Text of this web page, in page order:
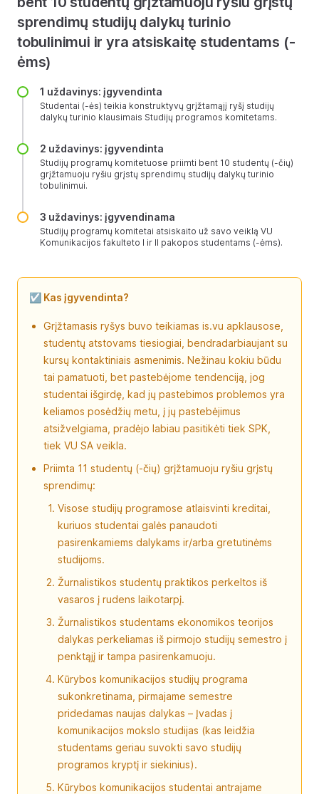
sprendimų studijų dalykų turinio
tobulinimui ir yra atsiskaitę studentams (-
ėms)
1 uždavinys: įgyvendinta
Studentai (-ės) teikia konstruktyvų grįžtamąjį ryšį studijų
dalykų turinio klausimais Studijų programos komitetams.
2 uždavinys: įgyvendinta
Studijų programų komitetuose priimti bent 10 studentų (-čių)
grįžtamuoju ryšiu grįstų sprendimų studijų dalykų turinio
tobulinimui.
3 uždavinys: įgyvendinama
Studijų programų komitetai atsiskaito už savo veiklą VU
Komunikacijos fakulteto I ir II pakopos studentams (-ėms).
☑️ Kas įgyvendinta?
Grįžtamasis ryšys buvo teikiamas is.vu apklausose,
studentų atstovams tiesiogiai, bendradarbiaujant su
kursų kontaktiniais asmenimis. Nežinau kokiu būdu
tai pamatuoti, bet pastebėjome tendenciją, jog
studentai išgirdę, kad jų pastebimos problemos yra
keliamos posėdžių metu, į jų pastebėjimus
atsižvelgiama, pradėjo labiau pasitikėti tiek SPK,
tiek VU SA veikla.
Priimta 11 studentų (-čių) grįžtamuoju ryšiu grįstų
sprendimų:
Visose studijų programose atlaisvinti kreditai,
kuriuos studentai galės panaudoti
pasirenkamiems dalykams ir/arba gretutinėms
studijoms.
Žurnalistikos studentų praktikos perkeltos iš
vasaros į rudens laikotarpį.
Žurnalistikos studentams ekonomikos teorijos
dalykas perkeliamas iš pirmojo studijų semestro į
penktąjį ir tampa pasirenkamuoju.
Kūrybos komunikacijos studijų programa
sukonkretinama, pirmajame semestre
pridedamas naujas dalykas – Įvadas į
komunikacijos mokslo studijas (kas leidžia
studentams geriau suvokti savo studijų
programos kryptį ir siekinius).
Kūrybos komunikacijos studentai antrajame